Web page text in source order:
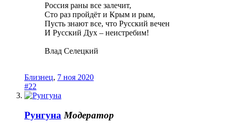
Россия раны все залечит,
Сто раз пройдёт и Крым и рым,
Пусть знают все, что Русский вечен
И Русский Дух – неистребим!
Влад Селецкий
Близнец, 7 ноя 2020
#22
Рунгуна Модератор